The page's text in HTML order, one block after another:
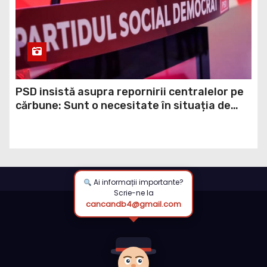
PSD insistă asupra repornirii centralelor pe
cărbune: Sunt o necesitate în situația de
Ai informații importante?
Scrie-ne la
cancandb4@gmail.com